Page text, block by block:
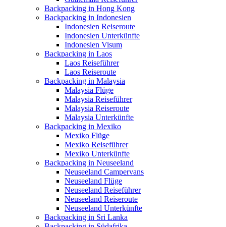
Backpacking in Hong Kong
Backpacking in Indonesien
Indonesien Reiseroute
Indonesien Unterkünfte
Indonesien Visum
Backpacking in Laos
Laos Reiseführer
Laos Reiseroute
Backpacking in Malaysia
Malaysia Flüge
Malaysia Reiseführer
Malaysia Reiseroute
Malaysia Unterkünfte
Backpacking in Mexiko
Mexiko Flüge
Mexiko Reiseführer
Mexiko Unterkünfte
Backpacking in Neuseeland
Neuseeland Campervans
Neuseeland Flüge
Neuseeland Reiseführer
Neuseeland Reiseroute
Neuseeland Unterkünfte
Backpacking in Sri Lanka